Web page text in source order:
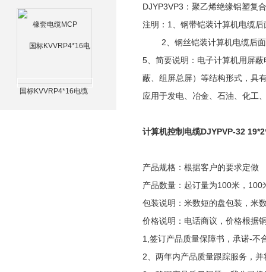
国标KVVRP4*16电缆
DJYP3VP3：聚乙烯绝缘铝塑复
注明：1、钢带铠装计算机电缆后
2、钢丝铠装计算机电缆后面
5、简要说明：电子计算机用屏
蔽、组屏总屏）等结构形式，具
应用于发电、冶金、石油、化工
计算机控制电缆DJYPVP-32
产品规格：根据客户的要求定做
产品数量：起订量为100米，100
包装说明：米数短的盘包装，米
价格说明：电话商议，价格根据
1,签订产品质量保障书，承诺-不
2、两年内产品质量跟踪服务，